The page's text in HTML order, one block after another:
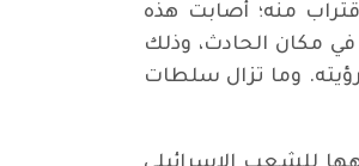
منه؛ أصابت هذه
مكان الحادث، وذلك
وما تزال سلطات